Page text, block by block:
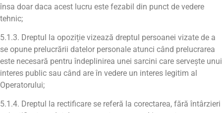
însa doar daca acest lucru este fezabil din punct de vedere
tehnic;
5.1.3. Dreptul la opoziție vizează dreptul persoanei vizate de a
se opune prelucrării datelor personale atunci când prelucrarea
este necesară pentru îndeplinirea unei sarcini care servește unui
interes public sau când are în vedere un interes legitim al
Operatorului;
5.1.4. Dreptul la rectificare se referă la corectarea, fără întârzieri